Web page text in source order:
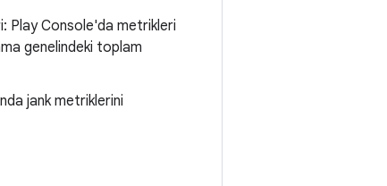
Play Console'da metrikleri
genelindeki toplam
jank metriklerini